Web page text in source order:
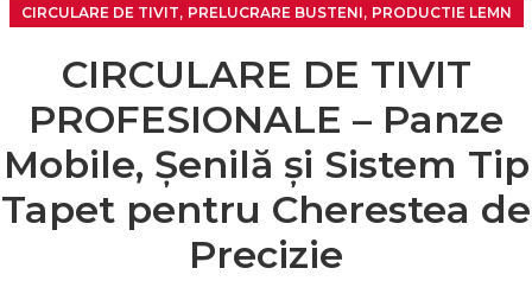
CIRCULARE DE TIVIT, PRELUCRARE BUSTENI, PRODUCTIE LEMN
CIRCULARE DE TIVIT
PROFESIONALE – Panze
Mobile, Șenilă și Sistem Tip
Tapet pentru Cherestea de
Precizie